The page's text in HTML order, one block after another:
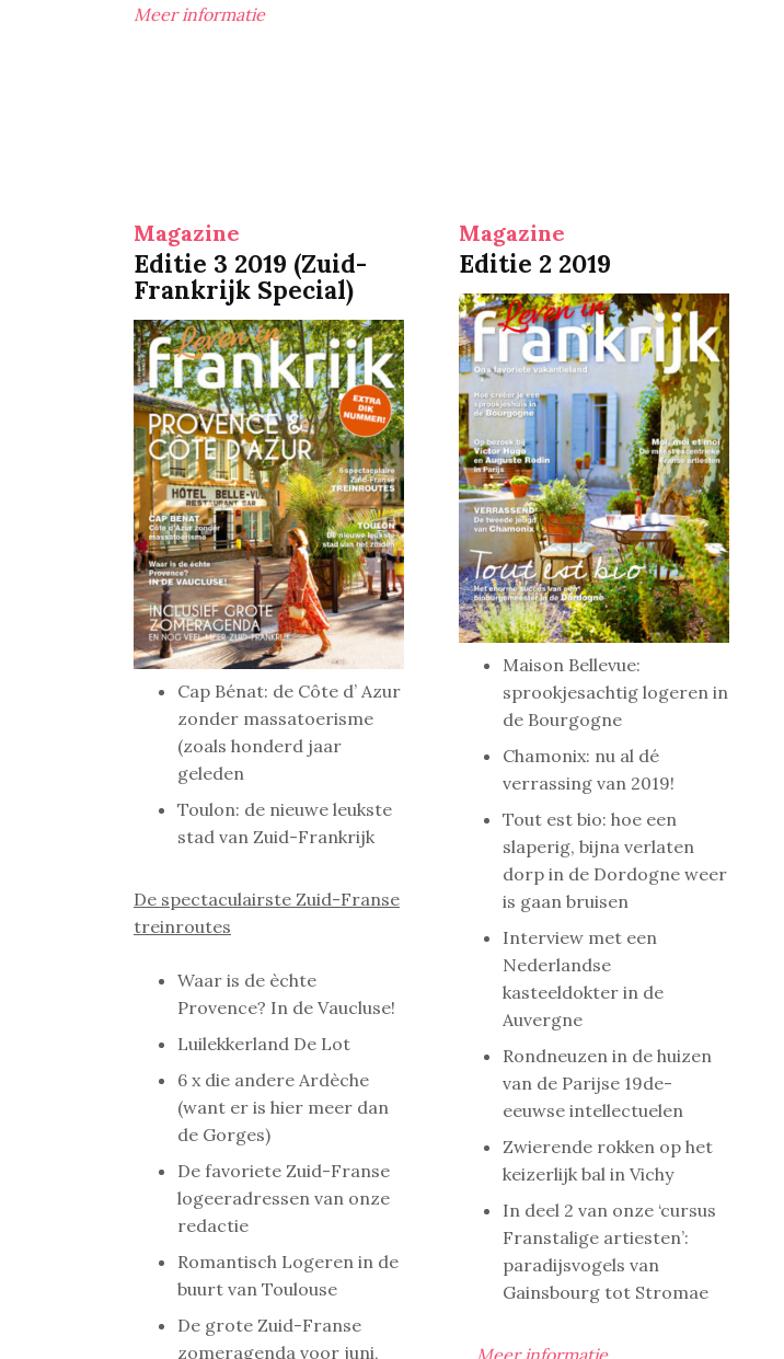
Meer informatie
Magazine
Editie 3 2019 (Zuid-
Frankrijk Special)
Cap Bénat: de Côte d’ Azur
zonder massatoerisme
(zoals honderd jaar
geleden
Toulon: de nieuwe leukste
stad van Zuid-Frankrijk
De spectaculairste Zuid-Franse
treinroutes
Waar is de èchte
Provence? In de Vaucluse!
Luilekkerland De Lot
6 x die andere Ardèche
(want er is hier meer dan
de Gorges)
De favoriete Zuid-Franse
logeeradressen van onze
redactie
Romantisch Logeren in de
buurt van Toulouse
De grote Zuid-Franse
zomeragenda voor juni,
Magazine
Editie 2 2019
Maison Bellevue:
sprookjesachtig logeren in
de Bourgogne
Chamonix: nu al dé
verrassing van 2019!
Tout est bio: hoe een
slaperig, bijna verlaten
dorp in de Dordogne weer
is gaan bruisen
Interview met een
Nederlandse
kasteeldokter in de
Auvergne
Rondneuzen in de huizen
van de Parijse 19de-
eeuwse intellectuelen
Zwierende rokken op het
keizerlijk bal in Vichy
In deel 2 van onze ‘cursus
Franstalige artiesten’:
paradijsvogels van
Gainsbourg tot Stromae
Meer informatie